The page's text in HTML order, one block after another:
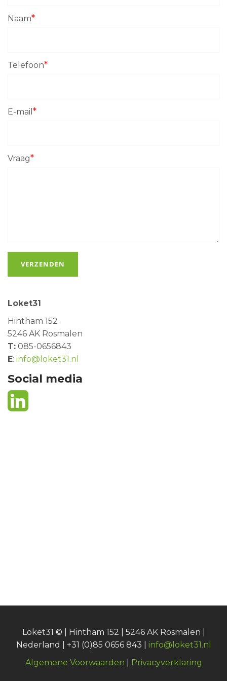
Naam*
Telefoon*
E-mail *
Vraag*
VERZENDEN
Loket31
Hintham 152
5246 AK Rosmalen
T: 085-0656843
E: info@loket31.nl
Social media
Loket31 © | Hintham 152 | 5246 AK Rosmalen |
Nederland | +31 (0)85 0656 843 | info@loket31.nl
Algemene Voorwaarden
Privacyverklaring